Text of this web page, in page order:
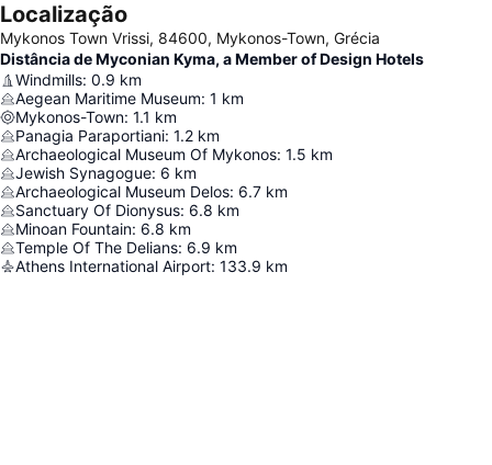
Localização
Mykonos Town Vrissi, 84600, Mykonos-Town, Grécia
Distância de Myconian Kyma, a Member of Design Hotels
Windmills: 0.9 km
Aegean Maritime Museum: 1 km
Mykonos-Town: 1.1 km
Panagia Paraportiani: 1.2 km
Archaeological Museum Of Mykonos: 1.5 km
Jewish Synagogue: 6 km
Archaeological Museum Delos: 6.7 km
Sanctuary Of Dionysus: 6.8 km
Minoan Fountain: 6.8 km
Temple Of The Delians: 6.9 km
Athens International Airport: 133.9 km